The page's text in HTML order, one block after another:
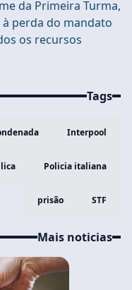
da Primeira Turma,
perda do mandato
os recursos
Tags
Interpool
Policia italiana
prisão STF
Mais noticias